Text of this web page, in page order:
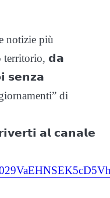
notizie più
territorio, 𝗱𝗮
𝘀𝗲𝗻𝘇𝗮
di
𝗮𝗹 𝗰𝗮𝗻𝗮𝗹𝗲